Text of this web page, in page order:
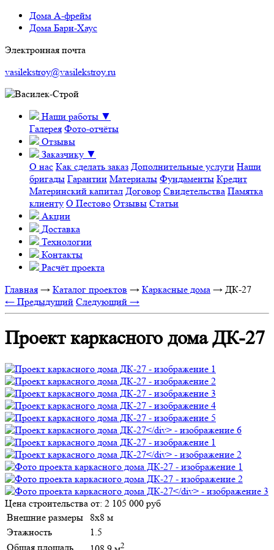
Дома А-фрейм
Дома Барн-Хаус
Электронная почта
vasilekstroy@vasilekstroy.ru
Наши работы ▼
Галерея Фото-отчёты
Отзывы
Заказчику ▼
О нас Как сделать заказ Дополнительные услуги Наши
бригады Гарантии Материалы Фундаменты Кредит
Материнский капитал Договор Свидетельства Памятка
клиенту О Пестово Отзывы Статьи
Акции
Доставка
Технологии
Контакты
Расчёт проекта
Главная → Каталог проектов → Каркасные дома → ДК-27
← Предыдущий Следующий →
Проект каркасного дома ДК-27
Цена строительства от: 2 105 000 руб
Внешние размеры
8х8 м
Этажность
1.5
Общая площадь
2